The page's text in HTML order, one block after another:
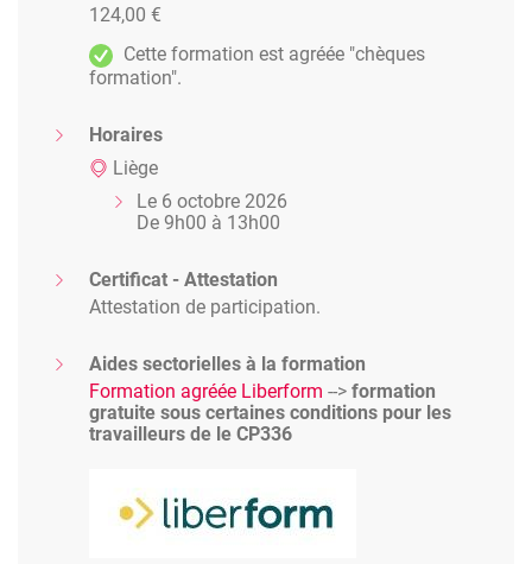
124,00 €
Cette formation est agréée "chèques
formation".
Horaires
Liège
Le 6 octobre 2026
De 9h00 à 13h00
Certificat - Attestation
Attestation de participation.
Aides sectorielles à la formation
Formation agréée Liberform --> formation
gratuite sous certaines conditions pour les
travailleurs de le CP336